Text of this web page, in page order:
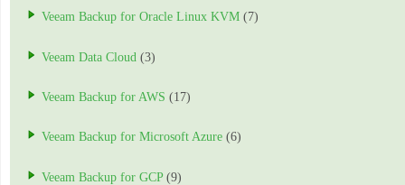
Veeam Backup for Oracle Linux KVM (7)
Veeam Data Cloud (3)
Veeam Backup for AWS (17)
Veeam Backup for Microsoft Azure (6)
Veeam Backup for GCP(9)